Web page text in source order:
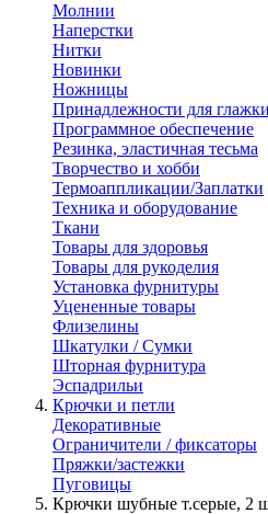
Молнии
Наперстки
Нитки
Новинки
Ножницы
Принадлежности для глажки
Программное обеспечение
Резинка, эластичная тесьма
Творчество и хобби
Термоаппликации/Заплатки
Техника и оборудование
Ткани
Товары для здоровья
Товары для рукоделия
Установка фурнитуры
Уцененные товары
Флизелины
Шкатулки / Сумки
Шторная фурнитура
Эспадрильи
Крючки и петли
Декоративные
Ограничители / фиксаторы
Пряжки/застежки
Пуговицы
Крючки шубные т.серые, 2